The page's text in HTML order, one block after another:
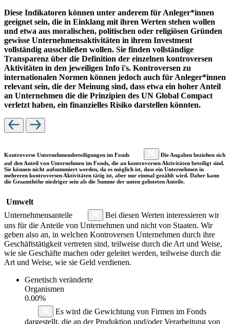
Diese Indikatoren können unter anderem für Anleger*innen
geeignet sein, die in Einklang mit ihren Werten stehen wollen
und etwa aus moralischen, politischen oder religiösen Gründen
gewisse Unternehmensaktivitäten in ihrem Investment
vollständig ausschließen wollen. Sie finden vollständige
Transparenz über die Definition der einzelnen kontroversen
Aktivitäten in den jeweiligen Info i's. Kontroversen zu
internationalen Normen können jedoch auch für Anleger*innen
relevant sein, die der Meinung sind, dass etwa ein hoher Anteil
an Unternehmen die die Prinzipien des UN Global Compact
verletzt haben, ein finanzielles Risiko darstellen könnten.
Kontroverse Unternehmensbeteiligungen im Fonds
Die Angaben beziehen sich
auf den Anteil von Unternehmen im Fonds, die an kontroversen Aktivitäten beteiligt sind.
Sie können nicht aufsummiert werden, da es möglich ist, dass ein Unternehmen in
mehreren kontroversen Aktivitäten tätig ist, aber nur einmal gezählt wird. Daher kann
die Gesamthöhe niedriger sein als die Summe der unten gelisteten Anteile.
Umwelt
Unternehmensanteile
Bei diesen Werten interessieren wir
uns für die Anteile von Unternehmen und nicht von Staaten. Wir
geben also an, in welchen Kontroversen Unternehmen durch ihre
Geschäftstätigkeit vertreten sind, teilweise durch die Art und Weise,
wie sie Geschäfte machen oder geleitet werden, teilweise durch die
Art und Weise, wie sie Geld verdienen.
Genetisch veränderte
Organismen
0.00%
Es wird die Gewichtung von Firmen im Fonds
dargestellt, die an der Produktion und/oder Verarbeitung von